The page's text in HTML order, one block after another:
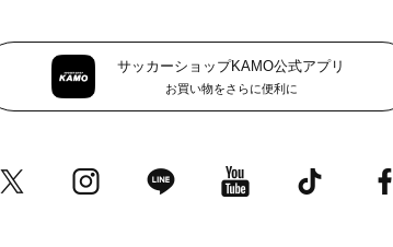
サッカーショップKAMO公式アプリ
お買い物をさらに便利に